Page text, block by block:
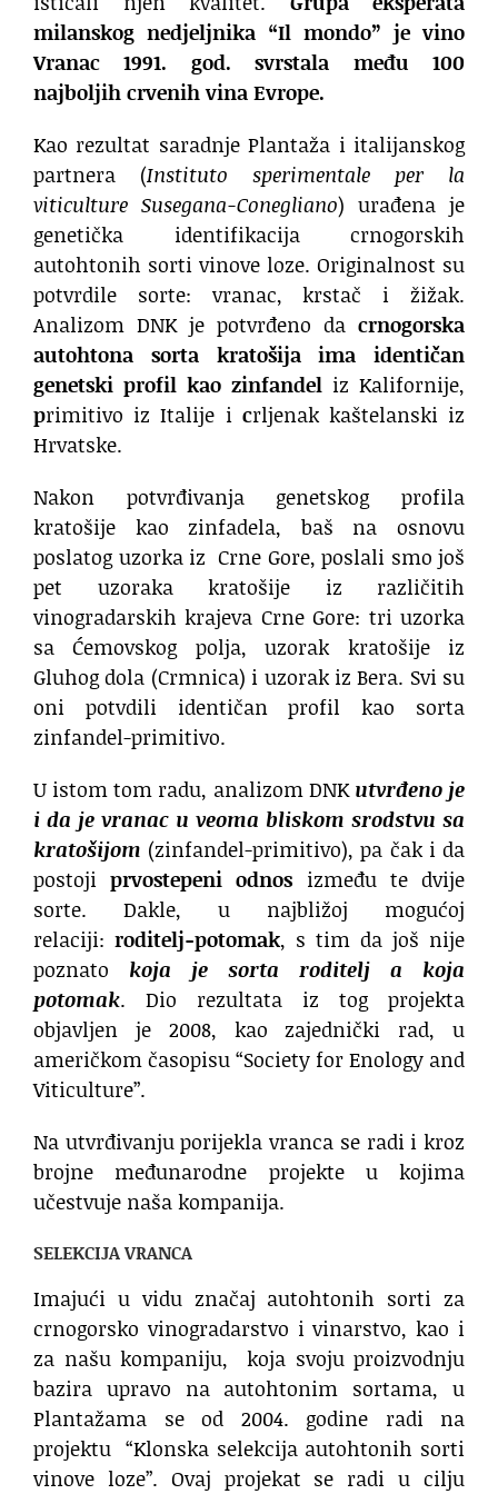
milanskog nedjeljnika “Il mondo” je vino
Vranac 1991. god. svrstala među 100
najboljih crvenih vina Evrope.
Kao rezultat saradnje Plantaža i italijanskog
partnera (Instituto sperimentale per la
viticulture Susegana-Conegliano) urađena je
genetička identifikacija crnogorskih
autohtonih sorti vinove loze. Originalnost su
potvrdile sorte: vranac, krstač i žižak.
Analizom DNK je potvrđeno da crnogorska
autohtona sorta kratošija ima identičan
genetski profil kao zinfandel iz Kalifornije,
primitivo iz Italije i crljenak kaštelanski iz
Hrvatske.
Nakon potvrđivanja genetskog profila
kratošije kao zinfadela, baš na osnovu
poslatog uzorka iz Crne Gore, poslali smo još
pet uzoraka kratošije iz različitih
vinogradarskih krajeva Crne Gore: tri uzorka
sa Ćemovskog polja, uzorak kratošije iz
Gluhog dola (Crmnica) i uzorak iz Bera. Svi su
oni potvdili identičan profil kao sorta
zinfandel-primitivo.
U istom tom radu, analizom DNKutvrđeno je
i da je vranac u veoma bliskom srodstvu sa
kratošijom (zinfandel-primitivo), pa čak i da
postojiprvostepeni odnos između te dvije
sorte. Dakle, u najbližoj mogućoj
relaciji: roditelj-potomak, s tim da još nije
poznato koja je sorta roditelj a koja
potomak. Dio rezultata iz tog projekta
objavljen je 2008, kao zajednički rad, u
američkom časopisu “Society for Enology and
Viticulture”.
Na utvrđivanju porijekla vranca se radi i kroz
brojne međunarodne projekte u kojima
učestvuje naša kompanija.
SELEKCIJA VRANCA
Imajući u vidu značaj autohtonih sorti za
crnogorsko vinogradarstvo i vinarstvo, kao i
za našu kompaniju, koja svoju proizvodnju
bazira upravo na autohtonim sortama, u
Plantažama se od 2004. godine radi na
projektu “Klonska selekcija autohtonih sorti
vinove loze”. Ovaj projekat se radi u cilju